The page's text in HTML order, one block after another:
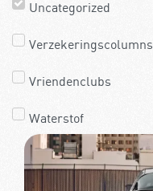
Uncategorized
Verzekeringscolumns
Vriendenclubs
Waterstof